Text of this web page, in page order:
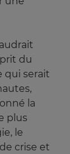
du
qui serait
la
plus
le
crise et